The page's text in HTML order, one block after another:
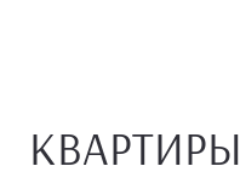
КВАРТИРЫ